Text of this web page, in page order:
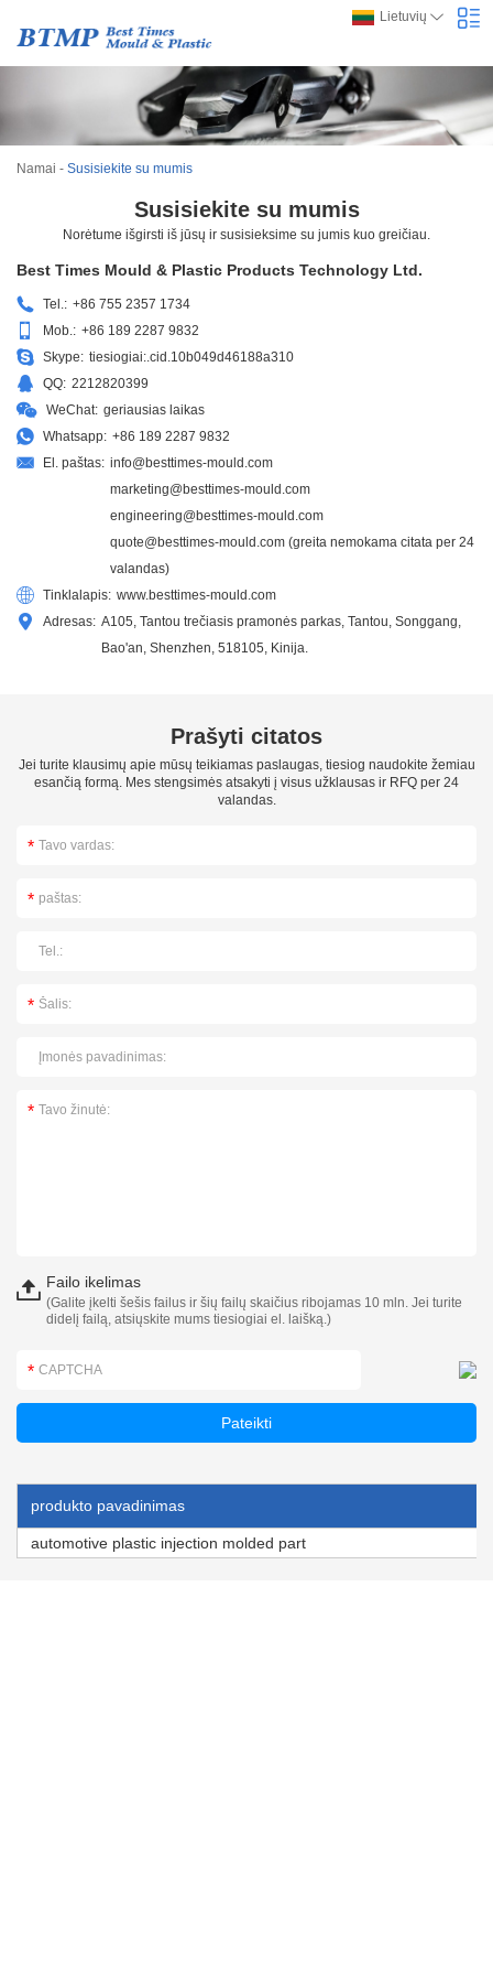
Lietuvių
Namai - Susisiekite su mumis
Susisiekite su mumis
Norėtume išgirsti iš jūsų ir susisieksime su jumis kuo greičiau.
Best Times Mould & Plastic Products Technology Ltd.
Tel.: +86 755 2357 1734
Mob.: +86 189 2287 9832
Skype: tiesiogiai:.cid.10b049d46188a310
QQ: 2212820399
WeChat: geriausias laikas
Whatsapp: +86 189 2287 9832
El. paštas: info@besttimes-mould.com
marketing@besttimes-mould.com
engineering@besttimes-mould.com
quote@besttimes-mould.com (greita nemokama citata per 24
valandas)
Tinklalapis: www.besttimes-mould.com
Adresas: A105, Tantou trečiasis pramonės parkas, Tantou, Songgang,
Bao'an, Shenzhen, 518105, Kinija.
Prašyti citatos
Jei turite klausimų apie mūsų teikiamas paslaugas, tiesiog naudokite žemiau
esančią formą. Mes stengsimės atsakyti į visus užklausas ir RFQ per 24
valandas.
Failo ikelimas
(Galite įkelti šešis failus ir šių failų skaičius ribojamas 10 mln. Jei turite
didelį failą, atsiųskite mums tiesiogiai el. laišką.)
produkto pavadinimas
automotive plastic injection molded part